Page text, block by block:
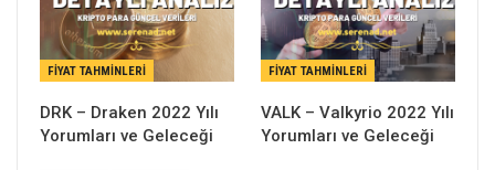
FIYAT TAHMINLERI
DRK – Draken 2022 Yılı
Yorumları ve Geleceği
FIYAT TAHMINLERI
VALK – Valkyrio 2022 Yılı
Yorumları ve Geleceği